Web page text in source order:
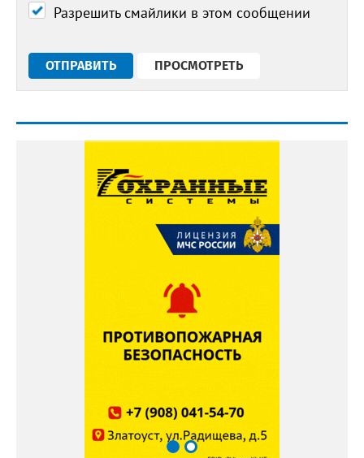
Разрешить смайлики в этом сообщении